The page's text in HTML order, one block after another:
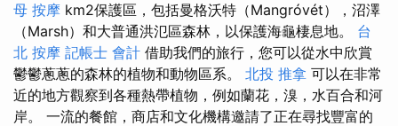
母 按摩 km2保護區，包括曼格沃特（Mangróvét），沼澤
（Marsh）和大普通洪氾區森林，以保護海龜棲息地。 台
北 按摩 記帳士 會計 借助我們的旅行，您可以從水中欣賞
鬱鬱蔥蔥的森林的植物和動物區系。 北投 推拿 可以在非常
近的地方觀察到各種熱帶植物，例如蘭花，溴，水百合和河
岸。 一流的餐館，商店和文化機構邀請了正在尋找豐富的